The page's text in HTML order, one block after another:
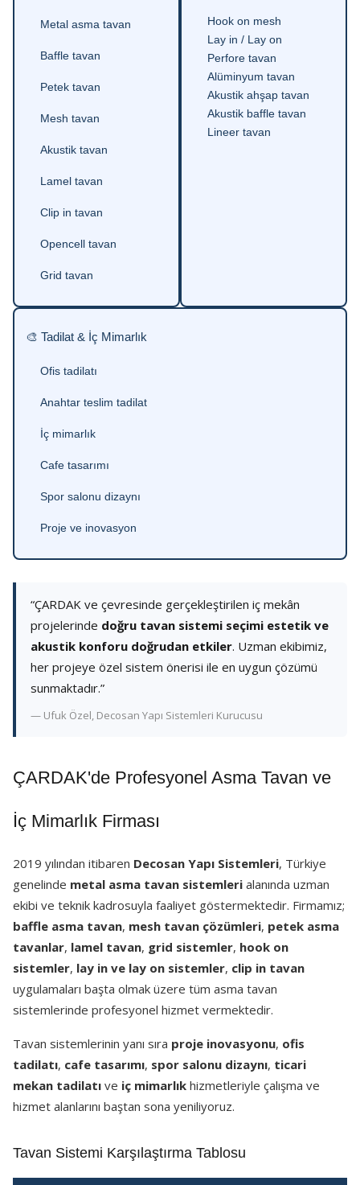
Metal asma tavan
Baffle tavan
Petek tavan
Mesh tavan
Akustik tavan
Lamel tavan
Clip in tavan
Opencell tavan
Grid tavan
Hook on mesh
Lay in / Lay on
Perfore tavan
Alüminyum tavan
Akustik ahşap tavan
Akustik baffle tavan
Lineer tavan
🎨 Tadilat & İç Mimarlık
Ofis tadilatı
Anahtar teslim tadilat
İç mimarlık
Cafe tasarımı
Spor salonu dizaynı
Proje ve inovasyon
“ÇARDAK ve çevresinde gerçekleştirilen iç mekân
projelerinde doğru tavan sistemi seçimi estetik ve
akustik konforu doğrudan etkiler. Uzman ekibimiz,
her projeye özel sistem önerisi ile en uygun çözümü
sunmaktadır.”
— Ufuk Özel, Decosan Yapı Sistemleri Kurucusu
ÇARDAK'de Profesyonel Asma Tavan ve
İç Mimarlık Firması
2019 yılından itibaren Decosan Yapı Sistemleri, Türkiye
genelinde metal asma tavan sistemleri alanında uzman
ekibi ve teknik kadrosuyla faaliyet göstermektedir. Firmamız;
baffle asma tavan, mesh tavan çözümleri, petek asma
tavanlar, lamel tavan, grid sistemler, hook on
sistemler, lay in ve lay on sistemler, clip in tavan
uygulamaları başta olmak üzere tüm asma tavan
sistemlerinde profesyonel hizmet vermektedir.
Tavan sistemlerinin yanı sıra proje inovasyonu, ofis
tadilatı, cafe tasarımı, spor salonu dizaynı, ticari
mekan tadilatı ve iç mimarlık hizmetleriyle çalışma ve
hizmet alanlarını baştan sona yeniliyoruz.
Tavan Sistemi Karşılaştırma Tablosu